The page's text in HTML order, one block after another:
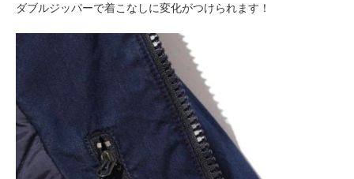
ダブルジッパーで着こなしに変化がつけられます！